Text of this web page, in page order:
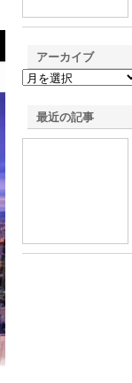
アーカイブ
最近の記事